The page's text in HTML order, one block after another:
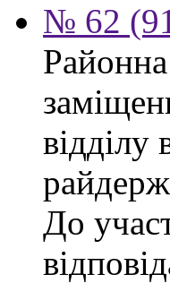
№ 62
відділу
До